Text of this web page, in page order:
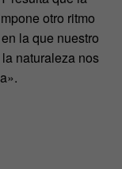
otro ritmo
la que nuestro
naturaleza nos